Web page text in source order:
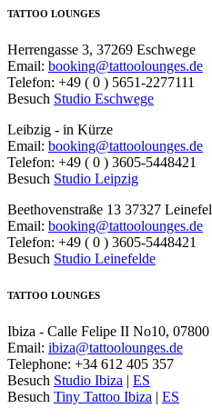
TATTOO LOUNGES
Herrengasse 3, 37269 Eschwege
Email: booking@tattoolounges.de
Telefon: +49 ( 0 ) 5651-2277111
Besuch Studio Eschwege
Leibzig - in Kürze
Email: booking@tattoolounges.de
Telefon: +49 ( 0 ) 3605-5448421
Besuch Studio Leipzig
Beethovenstraße 13 37327
Email: booking@tattoolounges.de
Telefon: +49 ( 0 ) 3605-5448421
Besuch Studio Leinefelde
TATTOO LOUNGES
Ibiza - Calle Felipe II No10, 07800
Email: ibiza@tattoolounges.de
Telephone: +34 612 405 357
Besuch Studio Ibiza | ES
Besuch Tiny Tattoo Ibiza | ES